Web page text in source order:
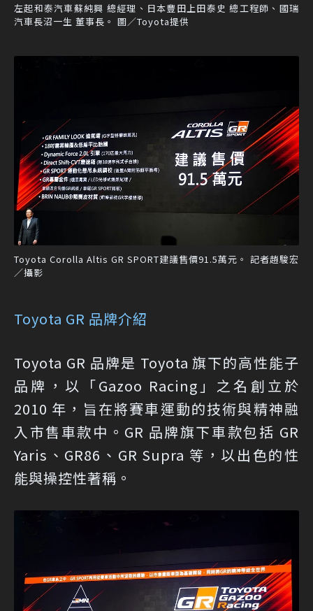
左起和泰汽車蘇純興 總經理、日本豐田上田泰史 總工程師、國瑞
汽車長沼一生 董事長。 圖／Toyota提供
Toyota Corolla Altis GR SPORT建議售價91.5萬元。 記者趙駿宏
／攝影
Toyota GR 品牌介紹
Toyota GR 品牌是 Toyota 旗下的高性能子
品牌，以「Gazoo Racing」之名創立於
2010 年，旨在將賽車運動的技術與精神融
入市售車款中。GR 品牌旗下車款包括 GR
Yaris、GR86、GR Supra 等，以出色的性
能與操控性著稱。